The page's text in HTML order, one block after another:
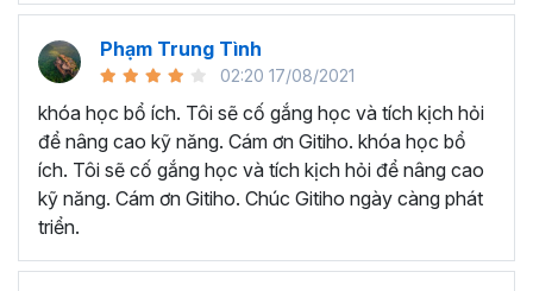
Chuyên viên phân tích dữ liệu cần tạo các biểu đồ,
báo cáo trực quan để hỗ trợ ra quyết định.
Quản lý dự án cần xây dựng các báo cáo quản lý
tiến độ, ngân sách và hiệu quả dự án.
Các chuyên viên phụ trách lập kế hoạch và phân
tích hiệu quả hoạt động của doanh nghiệp.
Những người đang điều hành doanh nghiệp nhỏ và
cần các công cụ báo cáo để quản lý hoạt động kinh
Phạm Trung Tình
02:20 17/08/2021
khóa học bổ ích. Tôi sẽ cố gắng học và tích kịch hỏi
để nâng cao kỹ năng. Cám ơn Gitiho. khóa học bổ
ích. Tôi sẽ cố gắng học và tích kịch hỏi để nâng cao
kỹ năng. Cám ơn Gitiho. Chúc Gitiho ngày càng phát
triển.